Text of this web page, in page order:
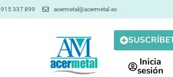
915 337 899 acermetal@acermetal.es
Inicia
sesión